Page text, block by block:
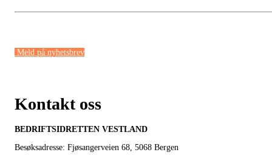
Meld på nyhetsbrev
Kontakt oss
BEDRIFTSIDRETTEN VESTLAND
Besøksadresse: Fjøsangerveien 68, 5068 Bergen